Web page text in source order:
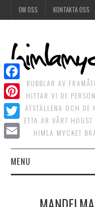
OM OSS KONTAKTA OSS
DET BUBBLAR AV
HITTAR VI DE
MATSTÄLLENA OCH
DETTA ÄR VÅRT
HIMLA MYCKET
MENU
Facebook
Pinterest
Twitter
Email